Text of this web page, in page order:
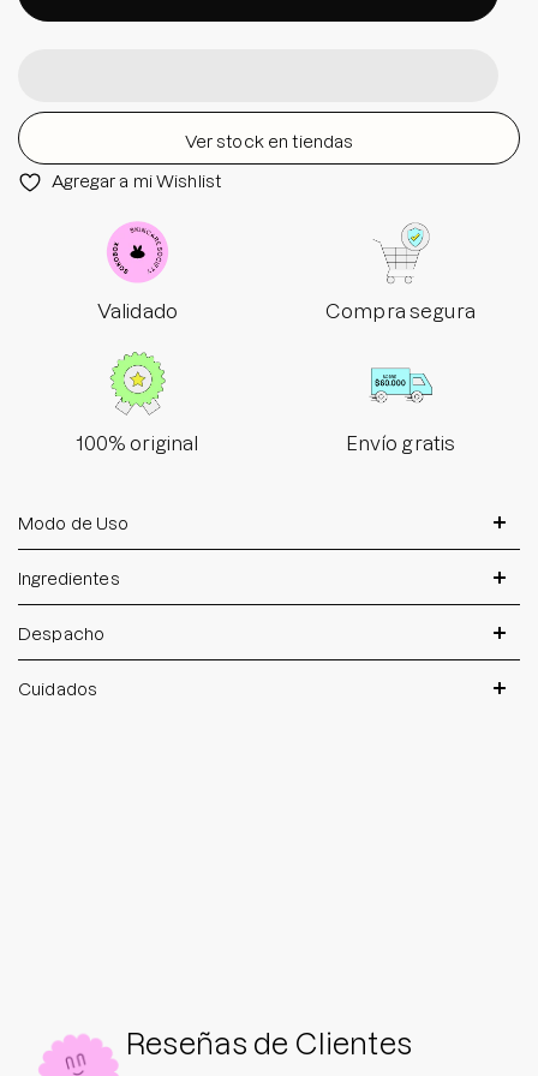
Ver stock en tiendas
Agregar a mi Wishlist
Validado Compra segura
100% original Envío gratis
Modo de Uso
Ingredientes
Despacho
Cuidados
Reseñas de Clientes